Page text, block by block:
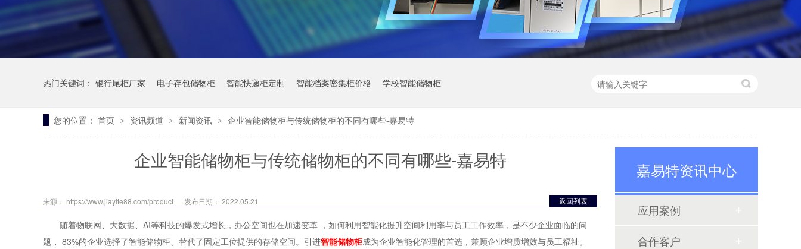
热门关键词： 银行尾柜厂家 电子存包储物柜 智能快递柜定制 智能档案密集柜价格 学校智能储物柜
您的位置： 首页 > 资讯频道 > 新闻资讯 > 企业智能储物柜与传统储物柜的不同有哪些-嘉易特
企业智能储物柜与传统储物柜的不同有哪些-嘉易特
返回列表
来源： https://www.jiayite88.com/product 发布日期： 2022.05.21
随着物联网、大数据、AI等科技的爆发式增长，办公空间也在加速变革 ，如何利用智能化提升空间利用率与员工工作效率，是不少企业面临的问
题， 83%的企业选择了智能储物柜、替代了固定工位提供的存储空间。 引进智能储物柜成为企业智能化管理的首选，兼顾企业增质增效与员工福祉。
嘉易特资讯中心
应用案例
合作客户
智能手机柜
智能手机柜又称手机管理柜（手机充电柜），通常用在工厂员工存放手机使用，内部可安装充电接口，方便、安全，手机开柜可通过人脸、指纹、刷卡、还可集中性联网管理，一人一柜，柜体也可定制化。